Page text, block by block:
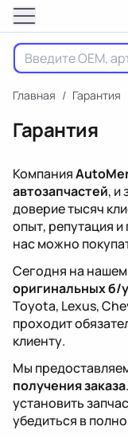
Главная / Гарантия
Гарантия
Компания
автозапчастей, и
доверие тысяч
опыт, репутация
нас можно
Сегодня на нашем
оригинальных б/
Toyota, Lexus,
проходит
клиенту.
Мы
получения заказа
установить
убедиться в